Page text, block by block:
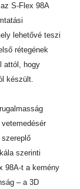
S-Flex 98A
lehetővé teszi
rétegének
attól, hogy
készült.
szereplő
szerinti
98A-t a kemény
– a 3D